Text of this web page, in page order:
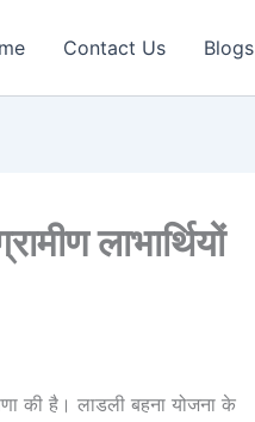
Contact Us Blogs
लाभार्थियों
की है। लाडली बहना योजना के